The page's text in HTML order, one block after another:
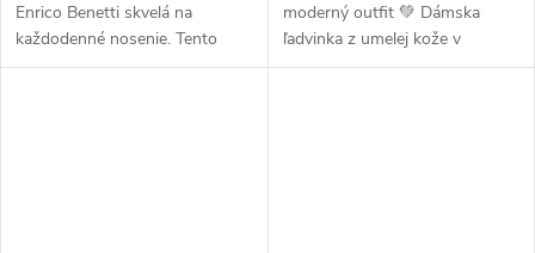
Enrico Benetti skvelá na
každodenné nosenie. Tento
praktický módny doplnok
moderný outfit 💚 Dámska
ľadvinka z umelej kože v
elegantnom olivovom prevedení